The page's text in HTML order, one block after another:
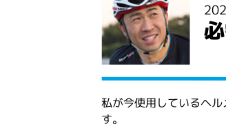
私が今使用しているヘル
す。